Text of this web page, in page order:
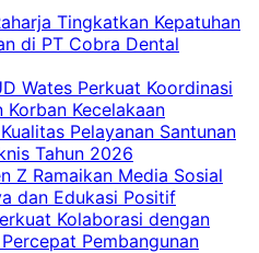
Tingkatkan Kepatuhan
di PT Cobra Dental
Wates Perkuat Koordinasi
Kecelakaan
Pelayanan Santunan
Tahun 2026
Z Ramaikan Media Sosial
dan Edukasi Positif
Kolaborasi dengan
Pembangunan